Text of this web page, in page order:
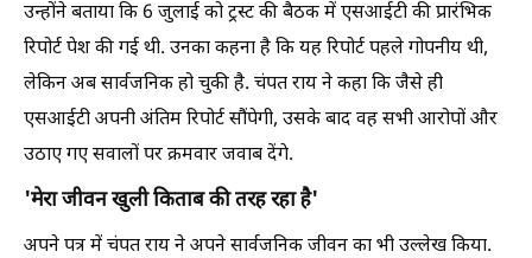
उन्होंने बताया कि 6 जुलाई को ट्रस्ट की बैठक में एसआईटी की प्रारंभिक
रिपोर्ट पेश की गई थी. उनका कहना है कि यह रिपोर्ट पहले गोपनीय थी,
लेकिन अब सार्वजनिक हो चुकी है. चंपत राय ने कहा कि जैसे ही
एसआईटी अपनी अंतिम रिपोर्ट सौंपेगी, उसके बाद वह सभी आरोपों और
उठाए गए सवालों पर क्रमवार जवाब देंगे.
'मेरा जीवन खुली किताब की तरह रहा है'
अपने पत्र में चंपत राय ने अपने सार्वजनिक जीवन का भी उल्लेख किया.